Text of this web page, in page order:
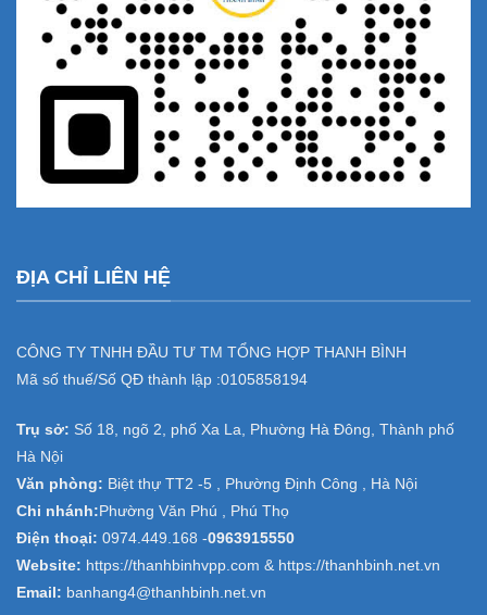
ĐỊA CHỈ LIÊN HỆ
CÔNG TY TNHH ĐẦU TƯ TM TỔNG HỢP THANH BÌNH
Mã số thuế/Số QĐ thành lập :0105858194
Trụ sở: Số 18, ngõ 2, phố Xa La, Phường Hà Đông, Thành phố
Hà Nội
Văn phòng: Biệt thự TT2 -5 , Phường Định Công , Hà Nội
Chi nhánh: Phường Văn Phú , Phú Thọ
Điện thoại: 0974.449.168 -0963915550
Website: https://thanhbinhvpp.com & https://thanhbinh.net.vn
Email: banhang4@thanhbinh.net.vn